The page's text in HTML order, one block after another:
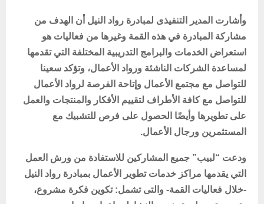
وأشارت المدير التنفيذى لمبادرة رواد النيل أن الهدف من
مشاركة المبادرة في هذه القمة وغيرها من فعاليات هو
استعراض الخدمات والبرامج التدريبية المختلفة التي تقدمها
لمساعدة الشركات الناشئة ورواد الأعمال، وتؤكد سعينا
للتواصل مع مجتمع الأعمال وإتاحة الفرصة لرواد الأعمال
للتواصل مع كافة الأطراف لتقييم الأفكار والمنتجات والعمل
على تطويرها وأيضًا الحصول على فرص للتشبيك مع
المستثمرين ورجال الأعمال.
ودعت “لبيب” جميع المشاركين للاستفادة من ورش العمل
التي يقدمها مراكز خدمات تطوير الأعمال بمبادرة رواد النيل
-خلال فعاليات القمة- والتى تشمل: تكوين فكرة مشروع،